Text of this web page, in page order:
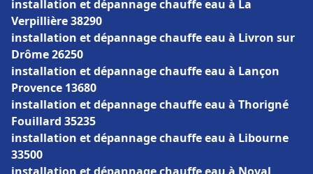
installation et dépannage chauffe eau à La
Verpillière 38290
installation et dépannage chauffe eau à Livron sur
Drôme 26250
installation et dépannage chauffe eau à Lançon
Provence 13680
installation et dépannage chauffe eau à Thorigné
Fouillard 35235
installation et dépannage chauffe eau à Libourne
33500